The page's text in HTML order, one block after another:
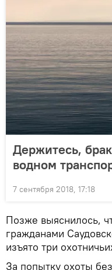
Держитесь,
водном
7 сентября 2018, 17:18
Позже выяснилось,
гражданами
изъято три
За попытку охоты